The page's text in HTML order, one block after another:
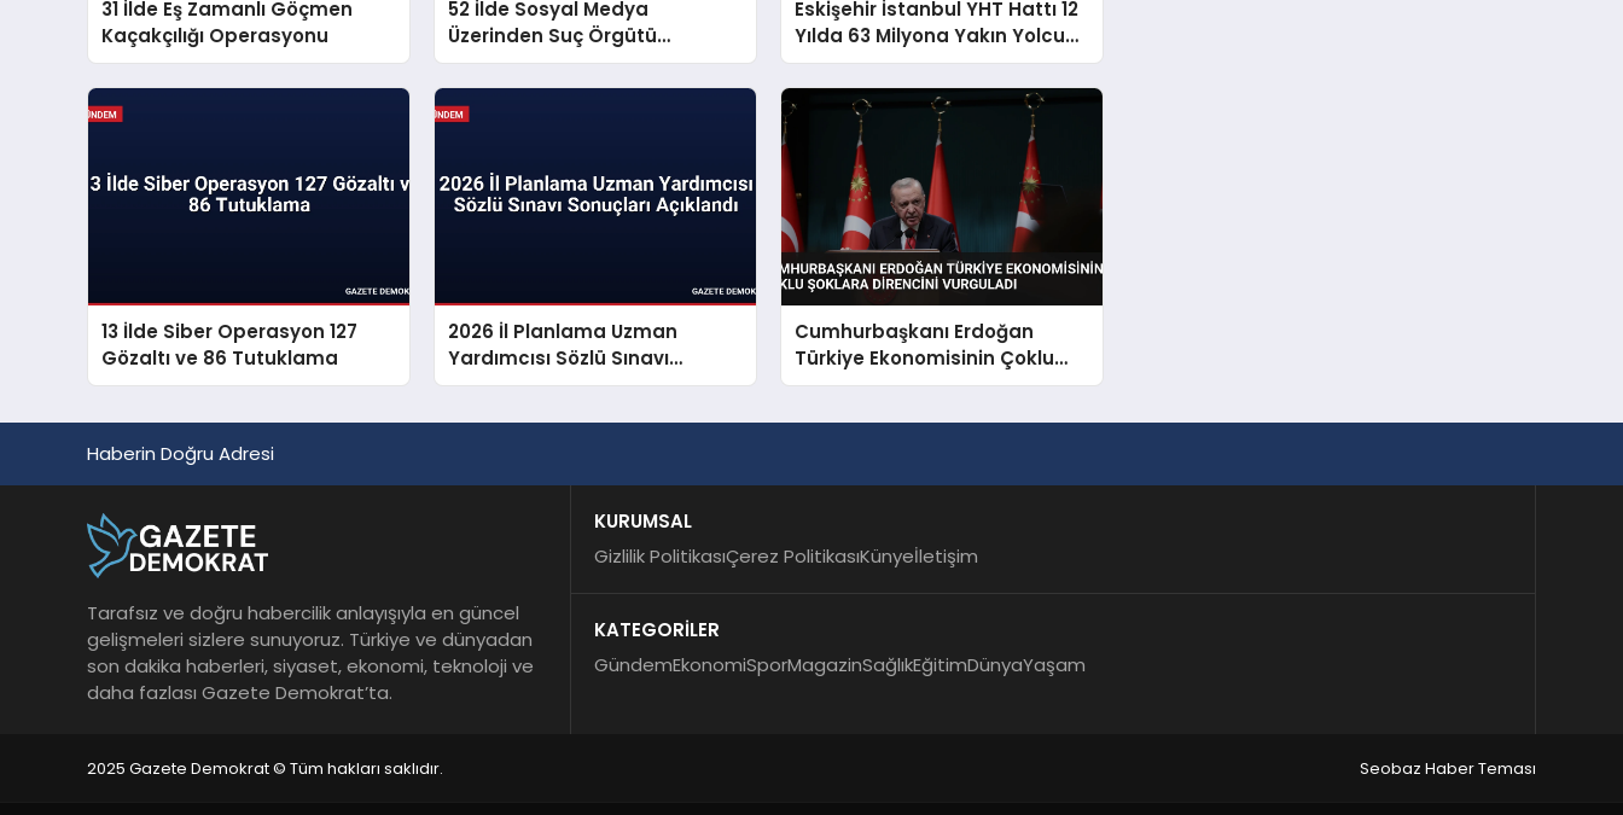
31 İlde Eş Zamanlı Göçmen
Kaçakçılığı Operasyonu
52 İlde Sosyal Medya
Üzerinden Suç Örgütü
Propagandasına Operasyon
Eskişehir İstanbul YHT Hattı 12
Yılda 63 Milyona Yakın Yolcu
Taşıdı
13 İlde Siber Operasyon 127
Gözaltı ve 86 Tutuklama
2026 İl Planlama Uzman
Yardımcısı Sözlü Sınavı
Sonuçları Açıklandı
Cumhurbaşkanı Erdoğan
Türkiye Ekonomisinin Çoklu
Şoklara Direncini Vurguladı
Haberin Doğru Adresi
Tarafsız ve doğru habercilik anlayışıyla en güncel
gelişmeleri sizlere sunuyoruz. Türkiye ve dünyadan
son dakika haberleri, siyaset, ekonomi, teknoloji ve
daha fazlası Gazete Demokrat’ta.
KURUMSAL
Gizlilik PolitikasıÇerez PolitikasıKünyeİletişim
KATEGORİLER
GündemEkonomiSporMagazinSağlıkEğitimDünyaYaşam
2025 Gazete Demokrat © Tüm hakları saklıdır. Seobaz Haber Teması